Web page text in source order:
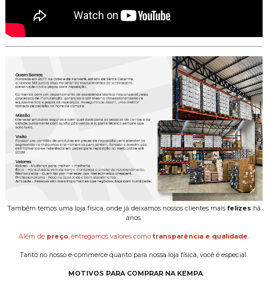
Também temos uma loja física, onde já deixamos nossos clientes mais felizes há
anos.
Além de preço, entregamos valores comotransparência e qualidade.
Tanto no nosso e-commerce quanto para nossa loja física, você é especial.
MOTIVOS PARA COMPRAR NA KEMPA